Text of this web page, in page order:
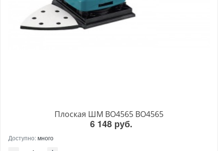
Плоская ШМ BO4565 BO4565
6 148 руб.
Доступно:много